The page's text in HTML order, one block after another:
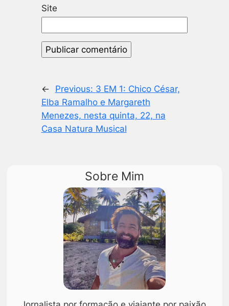
Site
← Previous: 3 EM 1: Chico César,
Elba Ramalho e Margareth
Menezes, nesta quinta, 22, na
Casa Natura Musical
Sobre Mim